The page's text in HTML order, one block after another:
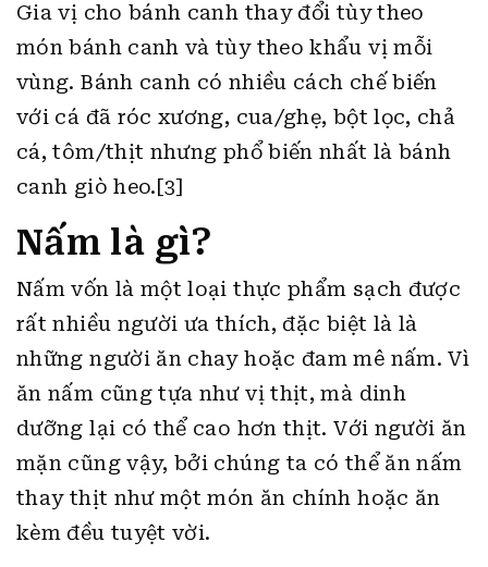
Gia vị cho bánh canh thay đổi tùy theo
món bánh canh và tùy theo khẩu vị mỗi
vùng. Bánh canh có nhiều cách chế biến
với cá đã róc xương, cua/ghẹ, bột lọc, chả
cá, tôm/thịt nhưng phổ biến nhất là bánh
canh giò heo.[3]
Nấm là gì?
Nấm vốn là một loại thực phẩm sạch được
rất nhiều người ưa thích, đặc biệt là là
những người ăn chay hoặc đam mê nấm. Vì
ăn nấm cũng tựa như vị thịt, mà dinh
dưỡng lại có thể cao hơn thịt. Với người ăn
mặn cũng vậy, bởi chúng ta có thể ăn nấm
thay thịt như một món ăn chính hoặc ăn
kèm đều tuyệt vời.